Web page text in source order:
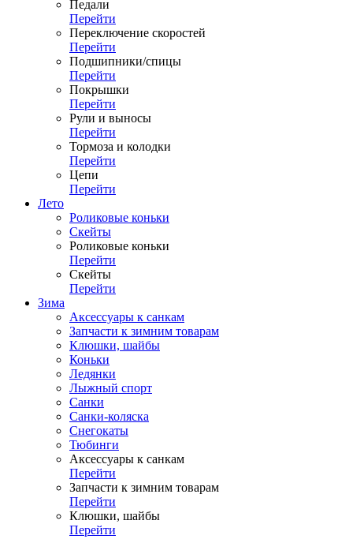
Педали
Перейти
Переключение скоростей
Перейти
Подшипники/спицы
Перейти
Покрышки
Перейти
Рули и выносы
Перейти
Тормоза и колодки
Перейти
Цепи
Перейти
Лето
Роликовые коньки
Скейты
Роликовые коньки
Перейти
Скейты
Перейти
Зима
Аксессуары к санкам
Запчасти к зимним товарам
Клюшки, шайбы
Коньки
Ледянки
Лыжный спорт
Санки
Санки-коляска
Снегокаты
Тюбинги
Аксессуары к санкам
Перейти
Запчасти к зимним товарам
Перейти
Клюшки, шайбы
Перейти